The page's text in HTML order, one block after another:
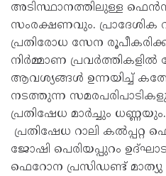
അടിസ്ഥാനത്തിലുള്ള
സംരക്ഷണവും.
പ്രതിരോധ സേന
നിർമ്മാണ
ആവശ്യങ്ങൾ ഉന്നയിച്ച്
നടത്തുന്ന
പ്രതിഷേധ മാർച്ചും ധണ്ണയും.
പ്രതിഷേധ റാലി കൽപ്പറ്റ
ജോഷി പെരിയപ്പുറം
ഫെറോന പ്രസിഡണ്ട്